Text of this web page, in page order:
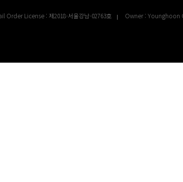
Order License : 제2018-서울강남-02763호
Owner : Younghoon